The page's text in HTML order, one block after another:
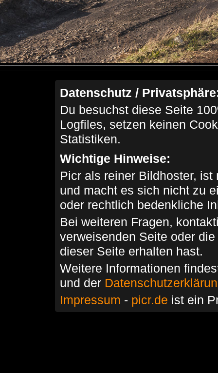
Datenschutz /
Du besuchst diese Seite
Logfiles, setzen keinen
Statistiken.
Wichtige Hinweise:
Picr als reiner Bildhoster,
und macht es sich nicht zu
oder rechtlich bedenkliche
Bei weiteren Fragen,
verweisenden Seite oder
dieser Seite erhalten hast.
Weitere Informationen
und der
Impressum - picr.de ist ein